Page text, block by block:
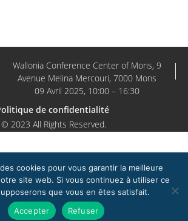
Wallonia Conference Center of Mons, 9
Avenue Melina Mercouri, 7000 Mons
09 Avril 2025, 10:00 – 16:30
de confidentialité
© 2023 All Rights Reserved.
cookies pour vous garantir la meilleure
site web. Si vous continuez à utiliser ce
que vous en êtes satisfait.
Accepter
Refuser